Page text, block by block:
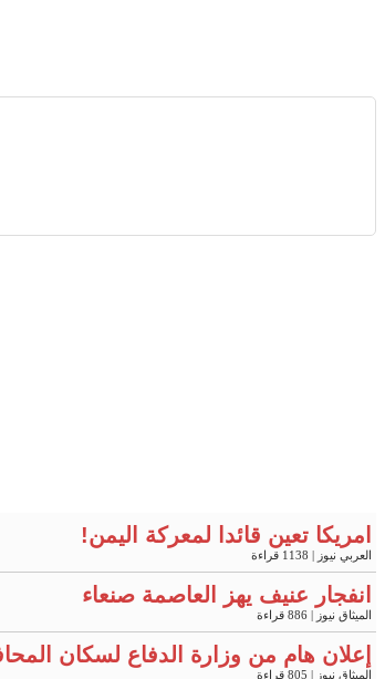
امريكا تعين قائدا لمعركة اليمن!
العربي نيوز | 1138 قراءة
انفجار عنيف يهز العاصمة صنعاء
الميثاق نيوز | 886 قراءة
إعلان هام من وزارة الدفاع لسكان
الميثاق نيوز | 805 قراءة